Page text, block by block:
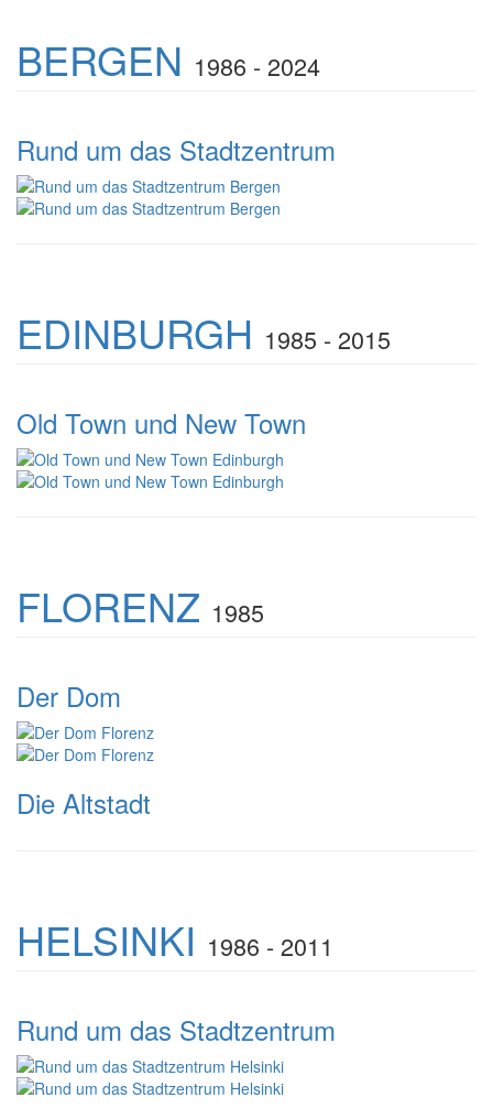
BERGEN 1986 - 2024
Rund um das Stadtzentrum
EDINBURGH 1985 - 2015
Old Town und New Town
FLORENZ 1985
Der Dom
Die Altstadt
HELSINKI 1986 - 2011
Rund um das Stadtzentrum